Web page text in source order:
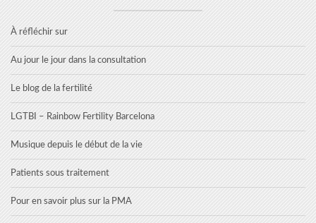
À réfléchir sur
Au jour le jour dans la consultation
Le blog de la fertilité
LGTBI – Rainbow Fertility Barcelona
Musique depuis le début de la vie
Patients sous traitement
Pour en savoir plus sur la PMA